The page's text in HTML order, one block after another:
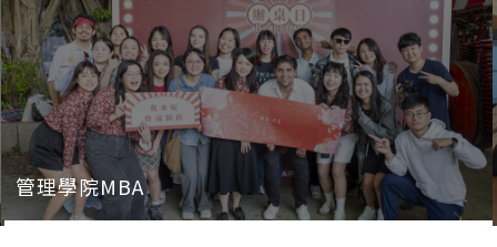
管理學院MBA